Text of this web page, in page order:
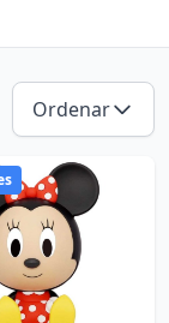
Ordenar